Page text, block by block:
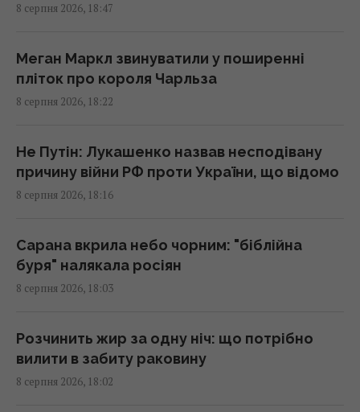
Україна ніколи не випускатиме ракети до
17:13 субота, 08 серпня 2026
9 серпня: церковне свято сьогодні, про що
17:10 субота, 08 серпня 2026
Гороскоп на 9 серпня: Овнам –
17:00 субота, 08 серпня 2026
Смачний печений перець на зиму: секрет
16:55 субота, 08 серпня 2026
До 2030 року в Україні стане на третину
8 серпня 2026, 18:47
Меган Маркл звинуватили у поширенні
пліток про короля Чарльза
8 серпня 2026, 18:22
Не Путін: Лукашенко назвав несподівану
причину війни РФ проти України, що відомо
8 серпня 2026, 18:16
Сарана вкрила небо чорним: "біблійна
буря" налякала росіян
8 серпня 2026, 18:03
Розчинить жир за одну ніч: що потрібно
вилити в забиту раковину
8 серпня 2026, 18:02